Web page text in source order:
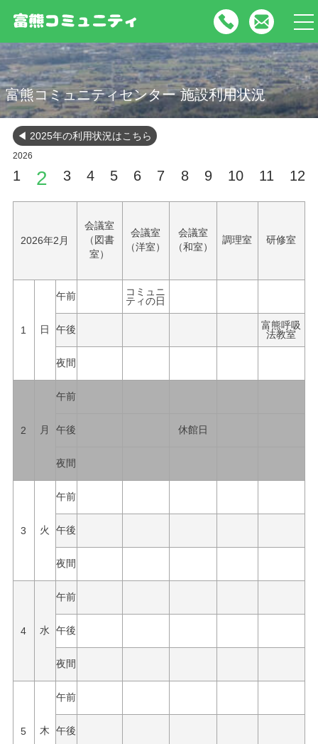
富熊コミュニティセンター 施設利用状況
◀︎ 2025年の利用状況はこちら
1 2 3 4 5 6 7 8 9 10 11 12
2026年2月
会議室
（図書
室）
会議室
（洋室）
会議室
（和室）
調理室 研修室
1 日
午前
コミュニ
ティの日
午後
富熊呼吸
法教室
夜間
2 月
午前
午後 休館日
夜間
3 火
午前
午後
夜間
4 水
午前
午後
夜間
5 木
午前
午後